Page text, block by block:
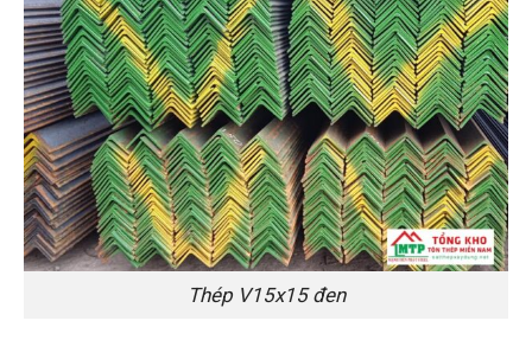
Thép V15x15 đen